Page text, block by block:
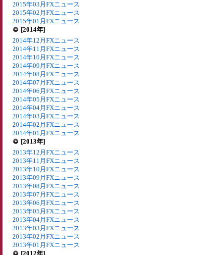
2015年03月FXニュース
2015年02月FXニュース
2015年01月FXニュース
[2014年]
2014年12月FXニュース
2014年11月FXニュース
2014年10月FXニュース
2014年09月FXニュース
2014年08月FXニュース
2014年07月FXニュース
2014年06月FXニュース
2014年05月FXニュース
2014年04月FXニュース
2014年03月FXニュース
2014年02月FXニュース
2014年01月FXニュース
[2013年]
2013年12月FXニュース
2013年11月FXニュース
2013年10月FXニュース
2013年09月FXニュース
2013年08月FXニュース
2013年07月FXニュース
2013年06月FXニュース
2013年05月FXニュース
2013年04月FXニュース
2013年03月FXニュース
2013年02月FXニュース
2013年01月FXニュース
[2012年]